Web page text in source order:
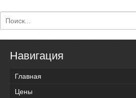
Навигация
Главная
Цены